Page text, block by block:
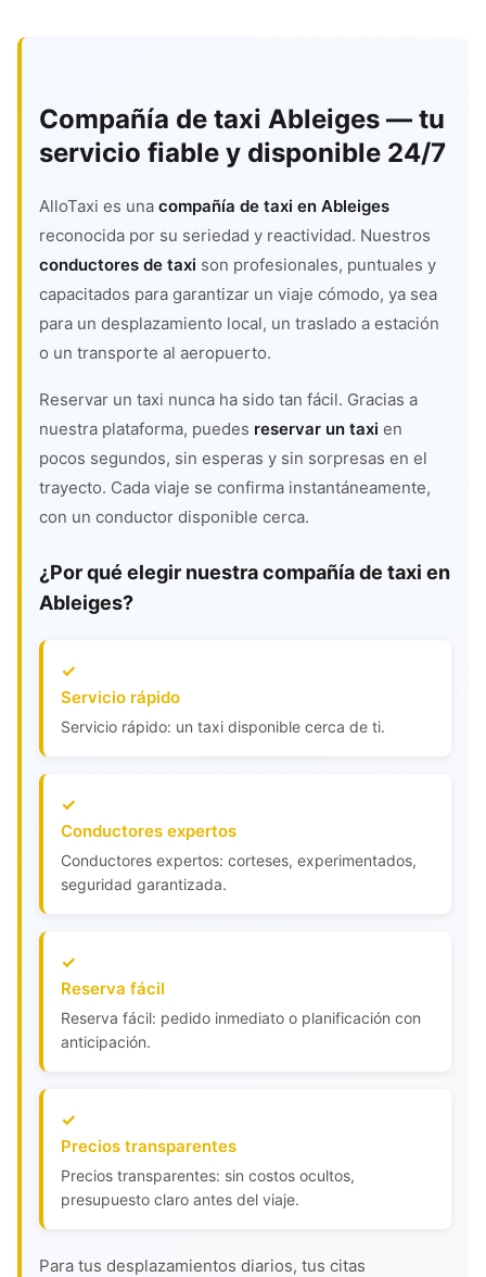
Compañía de taxi Ableiges — tu
servicio fiable y disponible 24/7
AlloTaxi es una compañía de taxi en Ableiges
reconocida por su seriedad y reactividad. Nuestros
conductores de taxi son profesionales, puntuales y
capacitados para garantizar un viaje cómodo, ya sea
para un desplazamiento local, un traslado a estación
o un transporte al aeropuerto.
Reservar un taxi nunca ha sido tan fácil. Gracias a
nuestra plataforma, puedes reservar un taxi en
pocos segundos, sin esperas y sin sorpresas en el
trayecto. Cada viaje se confirma instantáneamente,
con un conductor disponible cerca.
¿Por qué elegir nuestra compañía de taxi en
Ableiges?
Servicio rápido
Servicio rápido: un taxi disponible cerca de ti.
Conductores expertos
Conductores expertos: corteses, experimentados,
seguridad garantizada.
Reserva fácil
Reserva fácil: pedido inmediato o planificación con
anticipación.
Precios transparentes
Precios transparentes: sin costos ocultos,
presupuesto claro antes del viaje.
Para tus desplazamientos diarios, tus citas